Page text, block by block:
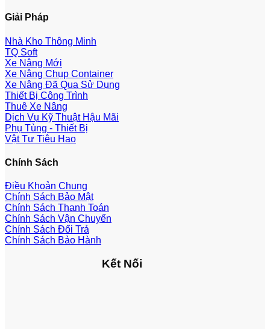
Giải Pháp
Nhà Kho Thông Minh
TQ Soft
Xe Nâng Mới
Xe Nâng Chụp Container
Xe Nâng Đã Qua Sử Dụng
Thiết Bị Công Trình
Thuê Xe Nâng
Dịch Vụ Kỹ Thuật Hậu Mãi
Phụ Tùng - Thiết Bị
Vật Tư Tiêu Hao
Chính Sách
Điều Khoản Chung
Chính Sách Bảo Mật
Chính Sách Thanh Toán
Chính Sách Vận Chuyển
Chính Sách Đổi Trả
Chính Sách Bảo Hành
Kết Nối